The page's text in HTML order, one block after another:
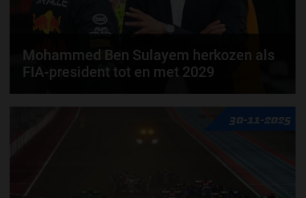
Mohammed Ben Sulayem herkozen als
FIA-president tot en met 2029
Mohammed Ben Sulayem blijft ook de komende vier
jaar president van de FIA. Op 12 december vonden
30-11-2025